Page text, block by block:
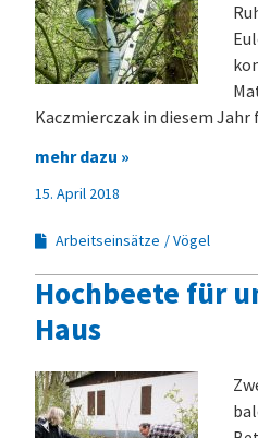
Kaczmierczak in diesem
mehr dazu »
15. April 2018
Arbeitseinsätze Vögel
Hochbeete für
Haus